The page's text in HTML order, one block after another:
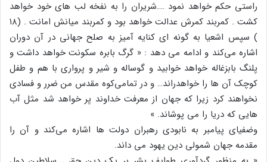
راستی حکم خواهد نمود ….شریران را به نفخه لب های خود خواهد
کشت . کمربند کمرش عدالت خواهد بود و کمربند میانش امانت . (۱۸
) سپس اشعیا به گونه ای کنایه آمیز به صلح جهانی در آن دوران
اشاره می‌کند و ادامه می دهد : « گرگ بابره سکونت خواهد داشت و
پلنگ بابزغاله خواهد خوابید و گوساله و شیر و پرواری با هم و طفل
کوچک آن ها را خواهدراند… و در تمامی‌کوه مقدس من ضرر و فسادی
نخواهند کرد زیرا که جهان از معرفت خداوند پر خواهد شد مثل آب
هایی که دریا را می پوشاند. »
وضفیای پیامبر به نابودی رهبران دولت ها اشاره می‌کند و آن را
مقدمه جهان شمولی دین یهود می داند.